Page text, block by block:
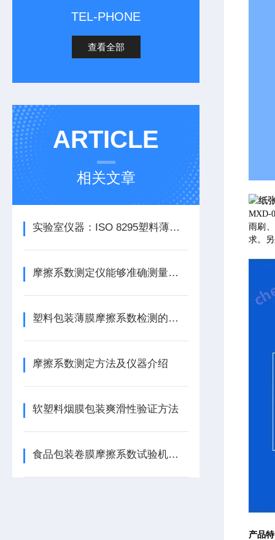
TEL-PHONE
查看全部
ARTICLE
相关文章
实验室仪器：ISO 8295塑料薄膜和薄板摩擦系数测定仪的全面解析
摩擦系数测定仪能够准确测量摩擦系数，误差小
塑料包装薄膜摩擦系数检测的意义
摩擦系数测定方法及仪器介绍
软塑料烟膜包装爽滑性验证方法
食品包装卷膜摩擦系数试验机技术参数
MXD-
雨刷
求。
产品